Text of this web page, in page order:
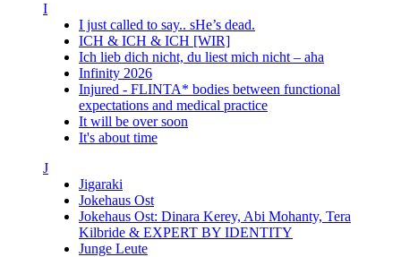
I
I just called to say.. sHe’s dead.
ICH & ICH & ICH [WIR]
Ich lieb dich nicht, du liest mich nicht – aha
Infinity 2026
Injured - FLINTA* bodies between functional
expectations and medical practice
It will be over soon
It's about time
J
Jigaraki
Jokehaus Ost
Jokehaus Ost: Dinara Kerey, Abi Mohanty, Tera
Kilbride & EXPERT BY IDENTITY
Junge Leute